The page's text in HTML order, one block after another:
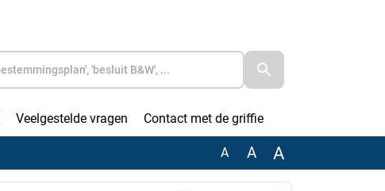
Veelgestelde vragen Contact met de griffie
A A A